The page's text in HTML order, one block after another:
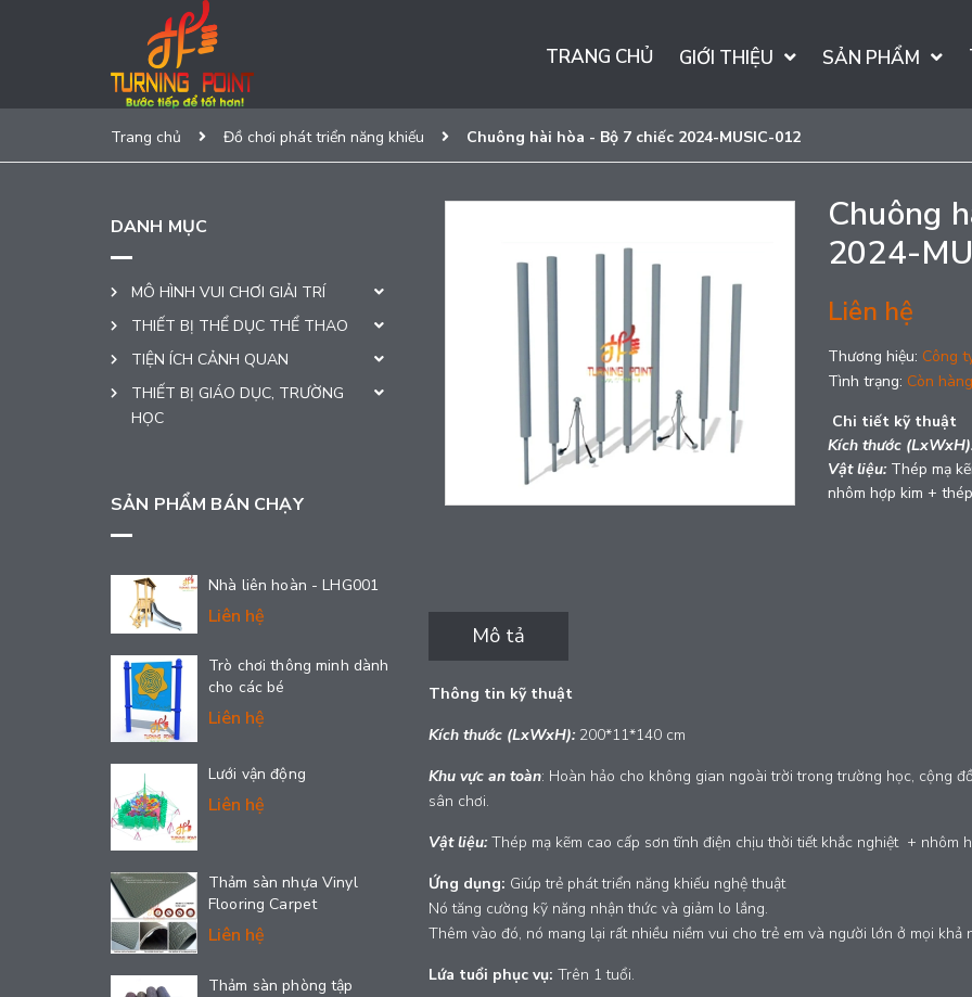
TRANG CHỦ GIỚI THIỆU SẢN PHẨM
Trang chủ Đồ chơi phát triển năng khiếu Chuông hài hòa - Bộ 7 chiếc 2024-MUSIC-012
Chuông
2024-
Liên hệ
Thương hiệu: Công
Tình trạng: Còn hàng
Chi tiết kỹ thuật
Kích thước
Vật liệu: Thép mạ
nhôm hợp kim +
Mô tả
Thông tin kỹ thuật
Kích thước (LxWxH):200*11*140 cm
Khu vực an toàn: Hoàn hảo cho không gian ngoài trời trong trường học, cộng
sân chơi.
Vật liệu:Thép mạ kẽm cao cấp sơn tĩnh điện chịu thời tiết khắc nghiệt + nhôm
Ứng dụng: Giúp trẻ phát triển năng khiếu nghệ thuật
Nó tăng cường kỹ năng nhận thức và giảm lo lắng.
Thêm vào đó, nó mang lại rất nhiều niềm vui cho trẻ em và người lớn ở mọi
Lứa tuổi phục vụ: Trên 1 tuổi.
DANH MỤC
MÔ HÌNH VUI CHƠI GIẢI TRÍ
THIẾT BỊ THỂ DỤC THỂ THAO
TIỆN ÍCH CẢNH QUAN
THIẾT BỊ GIÁO DỤC, TRƯỜNG
HỌC
SẢN PHẨM BÁN CHẠY
Nhà liên hoàn - LHG001
Liên hệ
Trò chơi thông minh dành
cho các bé
Liên hệ
Lưới vận động
Liên hệ
Thảm sàn nhựa Vinyl
Flooring Carpet
Liên hệ
Thảm sàn phòng tập